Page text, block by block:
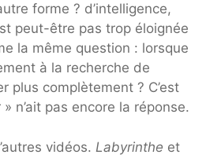
forme ? d’intelligence,
peut-être pas trop éloignée
la même question : lorsque
à la recherche de
plus complètement ? C’est
n’ait pas encore la réponse.
vidéos. Labyrinthe et